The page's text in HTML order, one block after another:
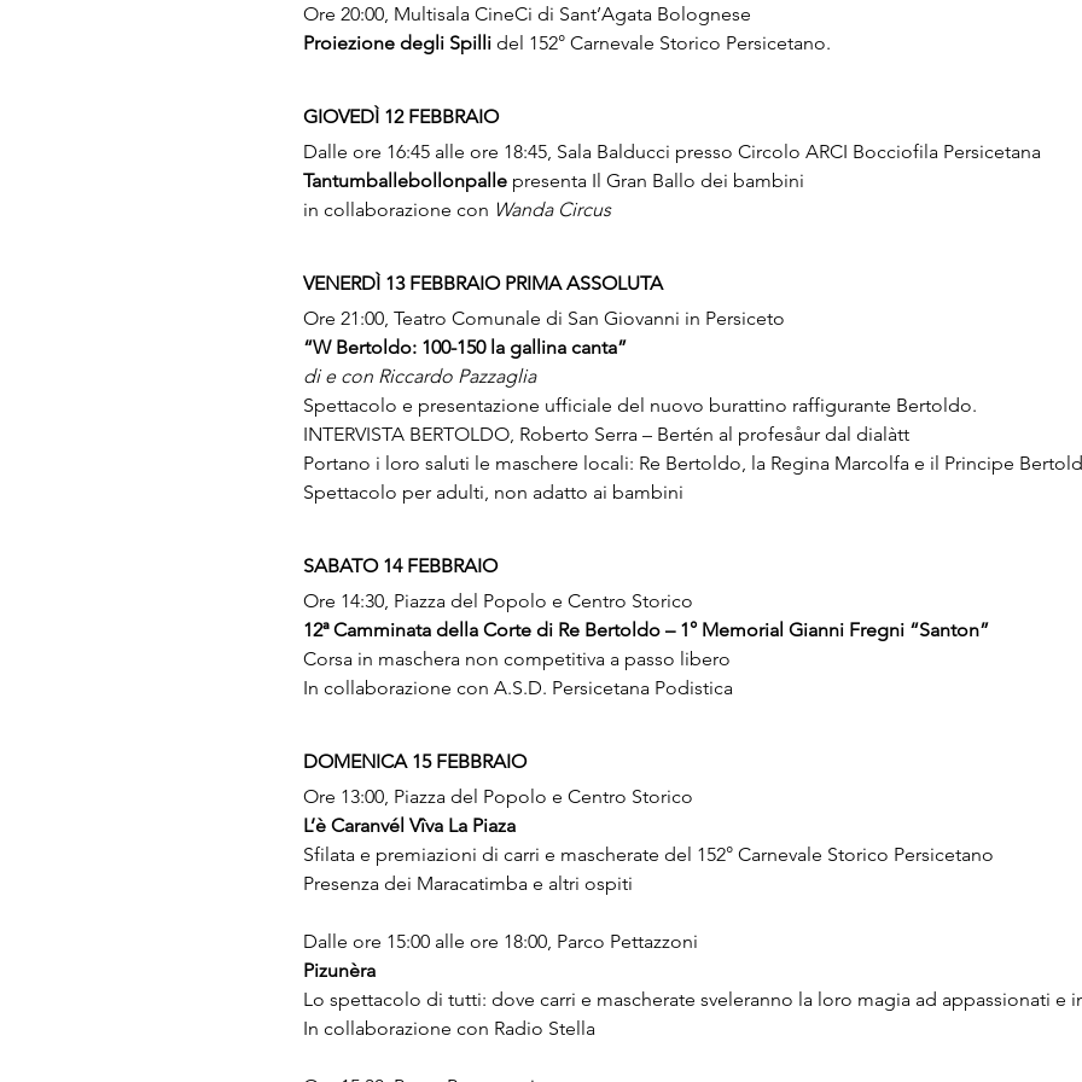
Ore 20:00, Multisala CineCi di Sant’Agata Bolognese
Proiezione degli Spilli del 152° Carnevale Storico Persicetano.
GIOVEDÌ 12 FEBBRAIO
Dalle ore 16:45 alle ore 18:45, Sala Balducci presso Circolo ARCI Bocciofila Persicetana
Tantumballebollonpalle presenta Il Gran Ballo dei bambini
in collaborazione con Wanda Circus
VENERDÌ 13 FEBBRAIO PRIMA ASSOLUTA
Ore 21:00, Teatro Comunale di San Giovanni in Persiceto
“W Bertoldo: 100-150 la gallina canta”
di e con Riccardo Pazzaglia
Spettacolo e presentazione ufficiale del nuovo burattino raffigurante Bertoldo.
INTERVISTA BERTOLDO, Roberto Serra – Bertén al profesåur dal dialàtt
Portano i loro saluti le maschere locali: Re Bertoldo, la Regina Marcolfa e il Principe
Spettacolo per adulti, non adatto ai bambini
SABATO 14 FEBBRAIO
Ore 14:30, Piazza del Popolo e Centro Storico
12ª Camminata della Corte di Re Bertoldo – 1° Memorial Gianni Fregni “Santon”
Corsa in maschera non competitiva a passo libero
In collaborazione con A.S.D. Persicetana Podistica
DOMENICA 15 FEBBRAIO
Ore 13:00, Piazza del Popolo e Centro Storico
L’è Caranvél Vîva La Piaza
Sfilata e premiazioni di carri e mascherate del 152° Carnevale Storico Persicetano
Presenza dei Maracatimba e altri ospiti
Dalle ore 15:00 alle ore 18:00, Parco Pettazzoni
Pizunèra
Lo spettacolo di tutti: dove carri e mascherate sveleranno la loro magia ad appassionati e
In collaborazione con Radio Stella